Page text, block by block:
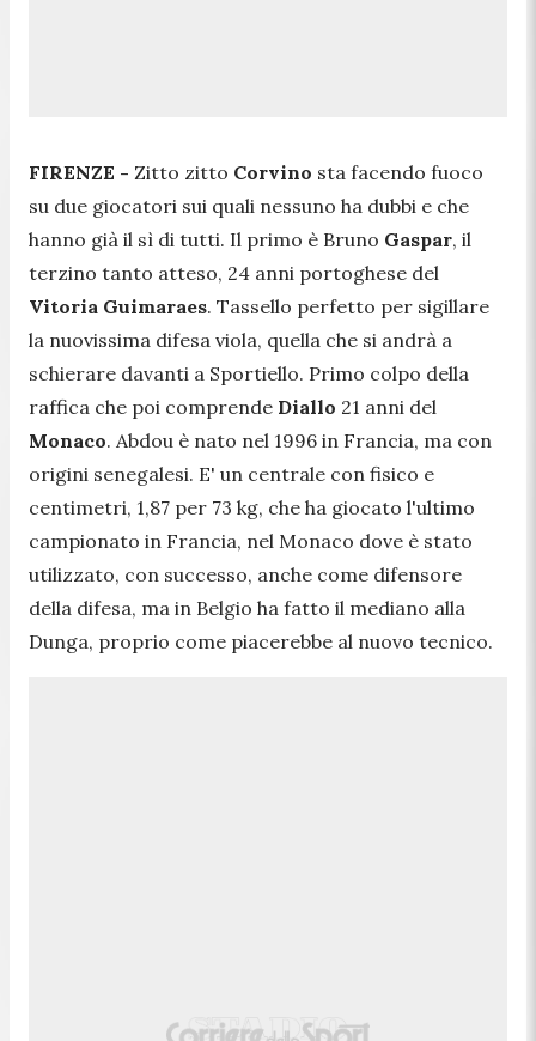
FIRENZE - Zitto zitto Corvino sta facendo fuoco
su due giocatori sui quali nessuno ha dubbi e che
hanno già il sì di tutti. Il primo è Bruno Gaspar, il
terzino tanto atteso, 24 anni portoghese del
Vitoria Guimaraes. Tassello perfetto per sigillare
la nuovissima difesa viola, quella che si andrà a
schierare davanti a Sportiello. Primo colpo della
raffica che poi comprende Diallo 21 anni del
Monaco. Abdou è nato nel 1996 in Francia, ma con
origini senegalesi. E' un centrale con fisico e
centimetri, 1,87 per 73 kg, che ha giocato l'ultimo
campionato in Francia, nel Monaco dove è stato
utilizzato, con successo, anche come difensore
della difesa, ma in Belgio ha fatto il mediano alla
Dunga, proprio come piacerebbe al nuovo tecnico.